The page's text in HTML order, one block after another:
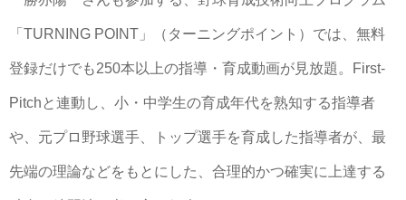
「TURNING POINT」（ターニングポイント）では、無料
登録だけでも250本以上の指導・育成動画が見放題。First-
Pitchと連動し、小・中学生の育成年代を熟知する指導者
や、元プロ野球選手、トップ選手を育成した指導者が、最
先端の理論などをもとにした、合理的かつ確実に上達する